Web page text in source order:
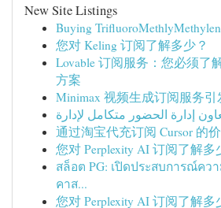
New Site Listings
Buying
您对 Keling 订阅了解多少？
Lovable 订阅服务：您必须了
方案
Minimax 视频生成订阅服务引
通过淘宝代充订阅 Cursor 的
您对 Perplexity AI 订阅了解多
สล็อต PG: เปิดประสบการณ์คว
คาส...
您对 Perplexity AI 订阅了解多